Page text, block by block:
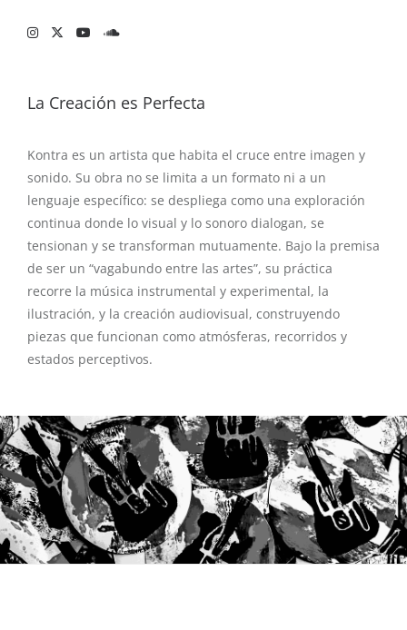
La Creación es Perfecta
Kontra es un artista que habita el cruce entre imagen y
sonido. Su obra no se limita a un formato ni a un
lenguaje específico: se despliega como una exploración
continua donde lo visual y lo sonoro dialogan, se
tensionan y se transforman mutuamente. Bajo la premisa
de ser un “vagabundo entre las artes”, su práctica
recorre la música instrumental y experimental, la
ilustración, y la creación audiovisual, construyendo
piezas que funcionan como atmósferas, recorridos y
estados perceptivos.